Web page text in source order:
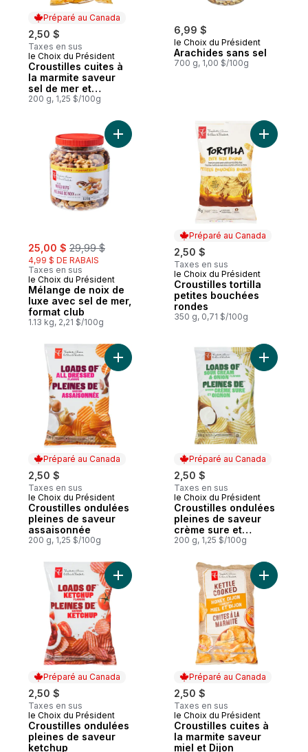
Préparé au Canada
2,50 $
Taxes en sus
Préparé au Canada
le Choix du Président
Croustilles cuites à
la marmite saveur
sel de mer et
vinaigre de malt
200 g, 1,25 $/100g
6,99 $
le Choix du Président
Arachides sans sel
700 g, 1,00 $/100g
sale:
25,00 $ , formerly:
29,99 $
4,99 $ DE RABAIS
Taxes en sus
le Choix du Président
Mélange de noix de
luxe avec sel de mer,
format club
1.13 kg, 2,21 $/100g
Ajouter Mélange de noix de luxe avec
Préparé au Canada
2,50 $
Taxes en sus
Préparé au Canada
le Choix du Président
Croustilles tortilla
petites bouchées
rondes
350 g, 0,71 $/100g
Ajouter
Préparé au Canada
2,50 $
Taxes en sus
Préparé au Canada
le Choix du Président
Croustilles ondulées
pleines de saveur
assaisonnée
200 g, 1,25 $/100g
Ajouter Croustilles ondulées pleines de
Préparé au Canada
2,50 $
Taxes en sus
Préparé au Canada
le Choix du Président
Croustilles ondulées
pleines de saveur
crème sure et
oignon
200 g, 1,25 $/100g
Ajouter
Préparé au Canada
2,50 $
Taxes en sus
Préparé au Canada
le Choix du Président
Croustilles ondulées
pleines de saveur
ketchup
Préparé au Canada
2,50 $
Taxes en sus
Préparé au Canada
le Choix du Président
Croustilles cuites à
la marmite saveur
miel et Dijon
Ajouter